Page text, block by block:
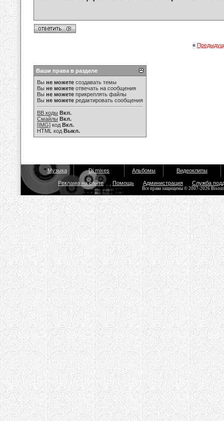
«
Ваши права в разделе
Вы не можете создавать темы
Вы не можете отвечать на сообщения
Вы не можете прикреплять файлы
Вы не можете редактировать сообщения
BB коды Вкл.
Смайлы Вкл.
[IMG] код Вкл.
HTML код Выкл.
Музыка Dj mixes Альбомы Видеоклипы
Реклама на сайте Помощь Администрация Служба
Все права защищены © 2007-2026